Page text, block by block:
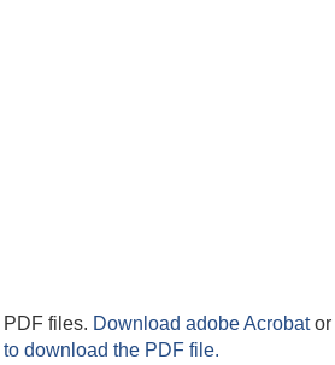
files. Download adobe Acrobator
download the PDF file.